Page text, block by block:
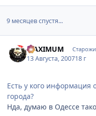
9 месяцев спустя...
MAXIMUM
13 Августа, 200718 г
Есть у кого информация
города?
Нда, думаю в Одессе